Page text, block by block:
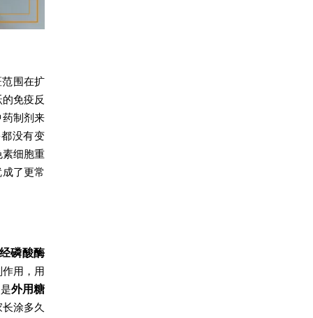
围在扩
免疫反
制剂来
没有变
细胞重
了更常
磷酸酶
用，用
外用糖
涂多久